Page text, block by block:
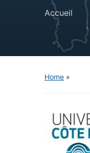
Accueil
Home »